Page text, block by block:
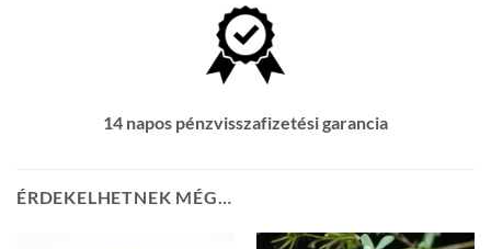
14 napos pénzvisszafizetési garancia
ÉRDEKELHETNEK MÉG…